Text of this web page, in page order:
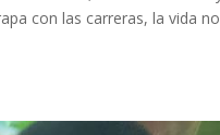
con las carreras, la vida